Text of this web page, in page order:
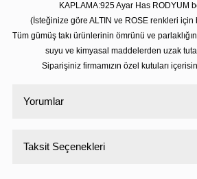
KAPLAMA:925 Ayar Has RODYUM
(İsteğinize göre ALTIN ve ROSE renkleri
Tüm gümüş takı ürünlerinin ömrünü ve
suyu ve kimyasal maddelerden uzak
Siparişiniz firmamızın özel kutuları
Yorumlar
Taksit Seçenekleri